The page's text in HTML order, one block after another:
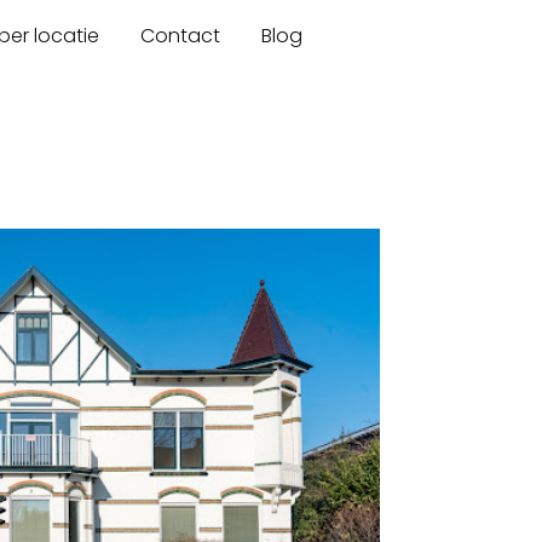
locatie Contact Blog